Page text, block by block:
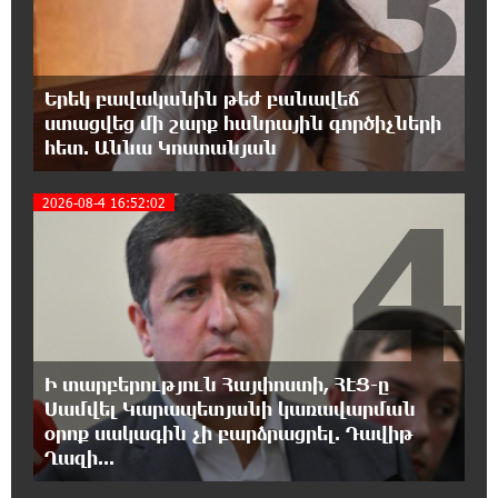
19:25:15 6-08-2026
ՌԴ-ն պատրաստ է շարունակել Հայաստանի
երկաթուղիների կոնցեսիոն կառավարումը.
Օվերչուկ
19:07:40 6-08-2026
Հայաստանի բնակչության թիվը շուրջ 7
հազարով ավելացել է
18:49:45 6-08-2026
Իսրայելի ՊԲ-ն հարձակվել է Լիբանանում
«Հըզբոլլահ»-ի հրամանատարական կետերի
և պահեստների վրա
18:30:50 6-08-2026
«Ռեալ Մադրիդ»-ն ու «ՌԲ Լայպցիգը»
համաձայնության են եկել Յան Դիոմանդեի
տրանսֆերի վերաբերյալ
Երեկ բավականին թեժ բանավեճ
ստացվեց մի շարք հանրային գործիչների
հետ. Աննա Կոստանյան
2026-08-4 16:52:02
Ի տարբերություն Հայփոստի, ՀԷՑ-ը
Սամվել Կարապետյանի կառավարման
օրոք սակագին չի բարձրացրել. Դավիթ
Ղազի...
4